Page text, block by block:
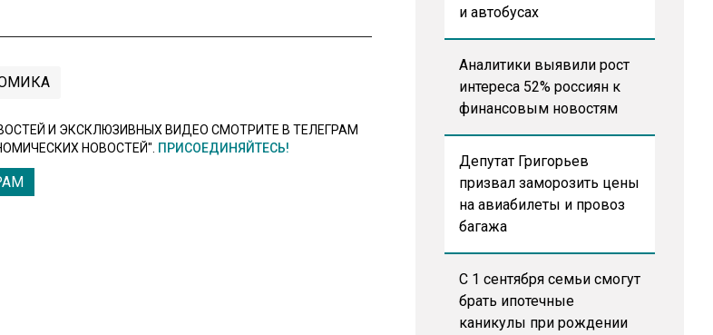
И ЭКСКЛЮЗИВНЫХ ВИДЕО СМОТРИТЕ В ТЕЛЕГРАМ
НОВОСТЕЙ". ПРИСОЕДИНЯЙТЕСЬ!
и автобусах
Аналитики выявили рост
интереса 52% россиян к
финансовым новостям
Депутат Григорьев
призвал заморозить цены
на авиабилеты и провоз
багажа
С 1 сентября семьи смогут
брать ипотечные
каникулы при рождении